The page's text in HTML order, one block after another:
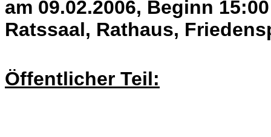
am 09.02.2006, Beginn
Ratssaal, Rathaus,
Öffentlicher Teil: